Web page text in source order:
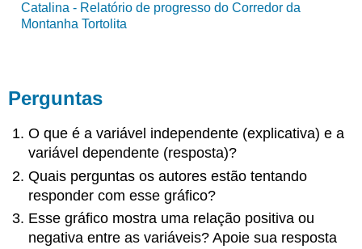
Catalina - Relatório de progresso do Corredor da
Montanha Tortolita
Perguntas
O que é a variável independente (explicativa) e a
variável dependente (resposta)?
Quais perguntas os autores estão tentando
responder com esse gráfico?
Esse gráfico mostra uma relação positiva ou
negativa entre as variáveis? Apoie sua resposta